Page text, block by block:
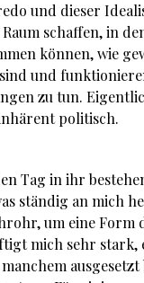
und dieser
schaffen, in
können, wie
und
zu tun.
politisch.
Tag in ihr
ständig an mich
um eine Form
mich sehr